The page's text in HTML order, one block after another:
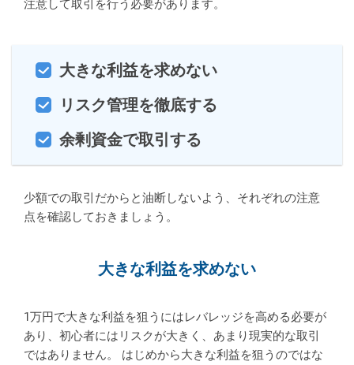
注意して取引を行う必要があります。
大きな利益を求めない
リスク管理を徹底する
余剰資金で取引する
少額での取引だからと油断しないよう、それぞれの注意
点を確認しておきましょう。
大きな利益を求めない
1万円で大きな利益を狙うにはレバレッジを高める必要が
あり、初心者にはリスクが大きく、あまり現実的な取引
ではありません。 はじめから大きな利益を狙うのではな